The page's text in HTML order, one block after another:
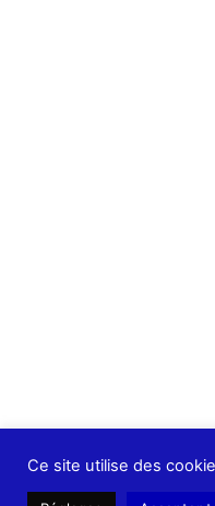
Ce site utilise des